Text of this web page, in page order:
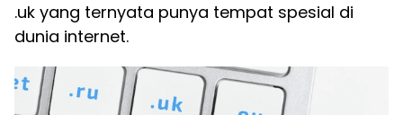
.uk yang ternyata punya tempat spesial di
dunia internet.